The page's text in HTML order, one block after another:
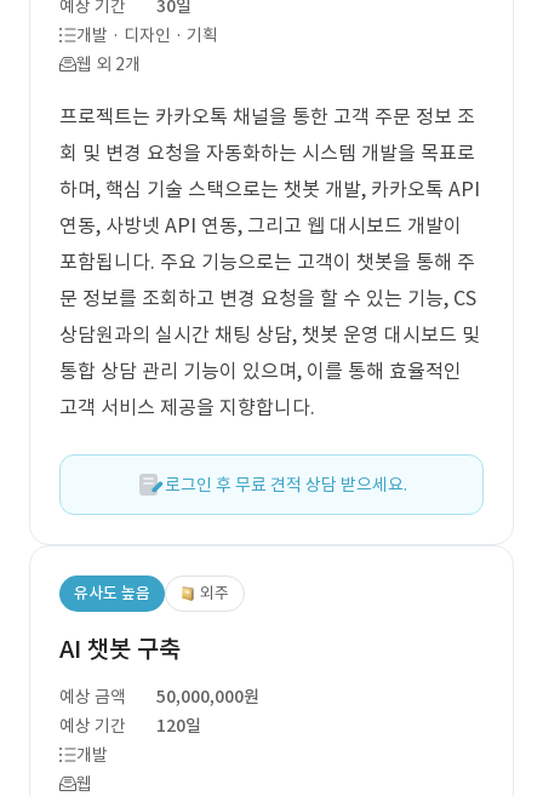
예상 기간
30일
개발 · 디자인 · 기획
웹 외 2개
프로젝트는 카카오톡 채널을 통한 고객 주문 정보 조
회 및 변경 요청을 자동화하는 시스템 개발을 목표로
하며, 핵심 기술 스택으로는 챗봇 개발, 카카오톡 API
연동, 사방넷 API 연동, 그리고 웹 대시보드 개발이
포함됩니다. 주요 기능으로는 고객이 챗봇을 통해 주
문 정보를 조회하고 변경 요청을 할 수 있는 기능, CS
상담원과의 실시간 채팅 상담, 챗봇 운영 대시보드 및
통합 상담 관리 기능이 있으며, 이를 통해 효율적인
고객 서비스 제공을 지향합니다.
로그인 후 무료 견적 상담 받으세요.
유사도 높음 외주
AI 챗봇 구축
예상 금액
50,000,000원
예상 기간
120일
개발
웹